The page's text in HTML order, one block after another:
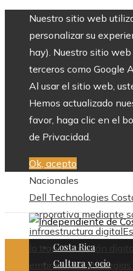
Nuestro sitio web
personalizar su
hay). Nuestro sitio
terceros como Google
Al usar el sitio web,
Hemos actualizado
favor, haga clic en el
de Privacidad.
Ok, acepto
Nacionales
Dell Technologies
corporativa mediante
infraestructura digital
la transformación
empresarialEstrategias
Costa Rica
Cultura y ocio